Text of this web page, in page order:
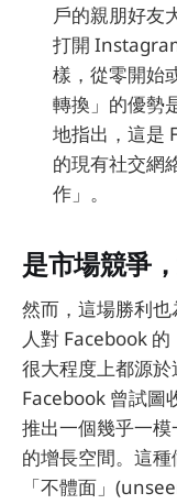
戶的親朋好友
打開
樣，從零開始
轉換」的優勢
地指出，這是
的現有社交網
作」。
是市場競爭
然而，這場勝利
人對 Facebook
很大程度上都源於
Facebook 曾試圖
推出一個幾乎一
的增長空間。這
「不體面」